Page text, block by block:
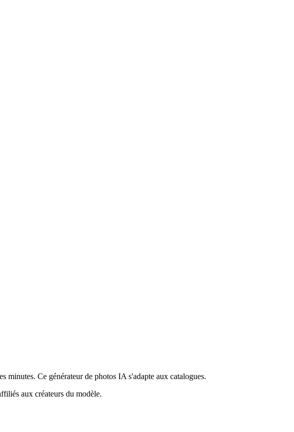
Ce générateur de photos IA s'adapte aux catalogues.
aux créateurs du modèle.